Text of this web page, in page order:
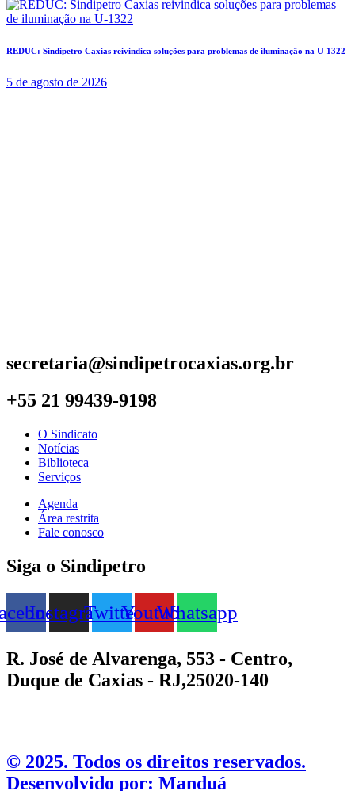
REDUC: Sindipetro Caxias reivindica soluções para problemas de iluminação na U-1322
5 de agosto de 2026
secretaria@sindipetrocaxias.org.br
+55 21 99439-9198
O Sindicato
Notícias
Biblioteca
Serviços
Agenda
Área restrita
Fale conosco
Siga o Sindipetro
InstagramTwitterYoutubeWhatsapp
R. José de Alvarenga, 553 - Centro,
Duque de Caxias - RJ,25020-140
©️ 2025. Todos os direitos reservados.
Desenvolvido por: Manduá